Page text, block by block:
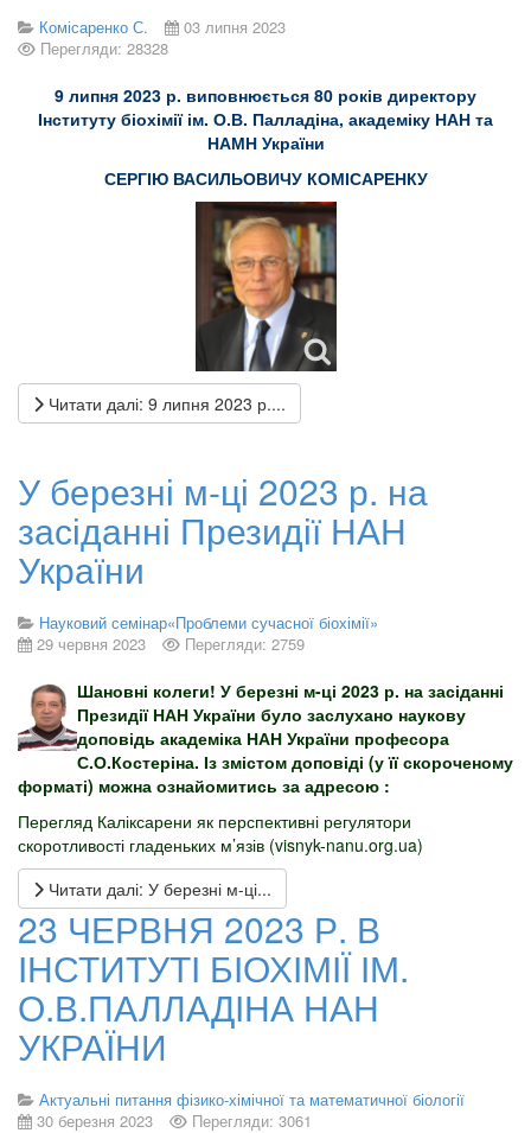
Комісаренко С.
03 липня 2023
Перегляди: 28328
9 липня 2023 р. виповнюється 80 років директору
Інституту біохімії ім. О.В. Палладіна, академіку НАН та
НАМН України
СЕРГІЮ ВАСИЛЬОВИЧУ КОМІСАРЕНКУ
Читати далі: 9 липня 2023 р....
У березні м-ці 2023 р. на
засіданні Президії НАН
України
Науковий семінар«Проблеми сучасної біохімії»
29 червня 2023
Перегляди: 2759
Шановні колеги! У березні м-ці 2023 р. на засіданні
Президії НАН України було заслухано наукову
доповідь академіка НАН України професора
С.О.Костеріна. Із змістом доповіді (у її скороченому
форматі) можна ознайомитись за адресою :
Перегляд Каліксарени як перспективні регулятори
скоротливості гладеньких м’язів (visnyk-nanu.org.ua)
Читати далі: У березні м-ці...
23 ЧЕРВНЯ 2023 Р. В
ІНСТИТУТІ БІОХІМІЇ ІМ.
О.В.ПАЛЛАДІНА НАН
УКРАЇНИ
Актуальні питання фізико-хімічної та математичної біології
30 березня 2023
Перегляди: 3061